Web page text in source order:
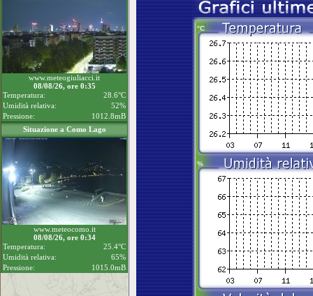
www.meteogiuliacci.it
08/08/26, ore 0:35
Temperatura:
28.6°C
Umidità relativa:
52%
Pressione:
1012.8mB
Situazione a Como Lago
www.meteocomo.it
08/08/26, ore 0:34
Temperatura:
25.4°C
Umidità relativa:
65%
Pressione:
1015.0mB